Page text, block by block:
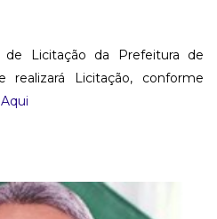
de Licitação da Prefeitura de
realizará Licitação, conforme